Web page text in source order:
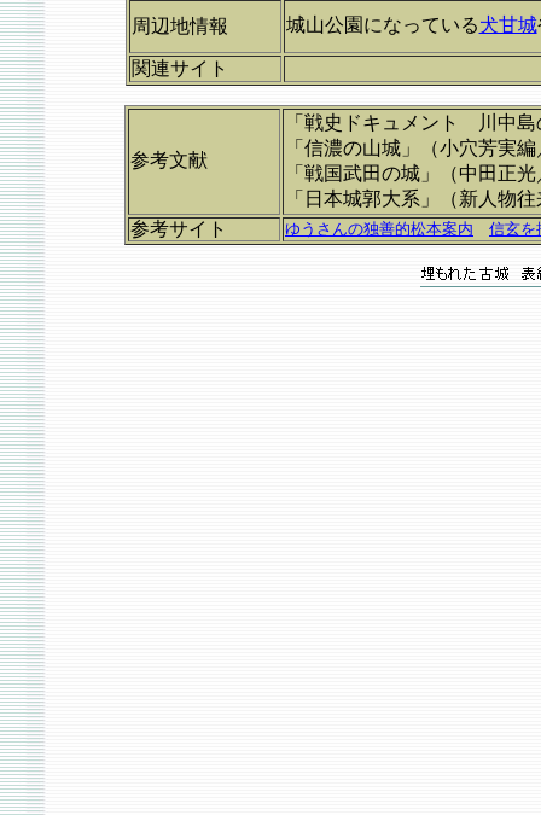
周辺地情報 城山公園になっている犬甘城
関連サイト
参考文献
「戦史ドキュメント 川中
「信濃の山城」（小穴芳実
「戦国武田の城」（中田正
「日本城郭大系」（新人物
参考サイト
ゆうさんの独善的松本案内 信玄を